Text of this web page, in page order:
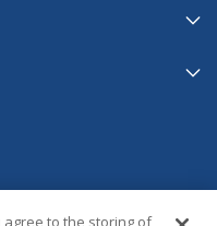
agree to the storing of